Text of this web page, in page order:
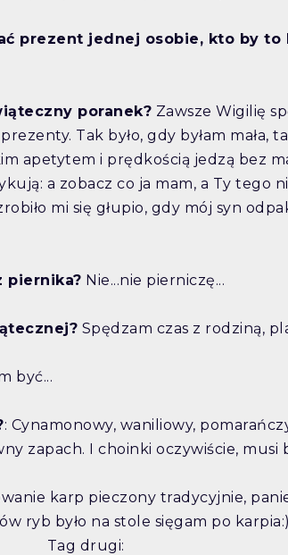
prezent jednej osobie, kto by to
poranek? Zawsze Wigilię
Tak było, gdy byłam mała,
apetytem i prędkością jedzą bez
a zobacz co ja mam, a Ty tego
mi się głupio, gdy mój syn
piernika? Nie...nie pierniczę...
Spędzam czas z rodziną,
być...
: Cynamonowy, waniliowy,
zapach. I choinki oczywiście, musi
karp pieczony tradycyjnie,
ryb było na stole sięgam po karpia:)
Tag drugi: